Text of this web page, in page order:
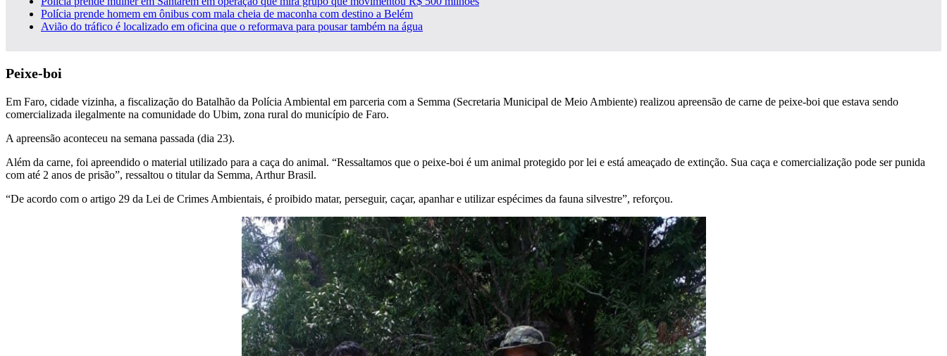
Polícia prende homem em ônibus com mala cheia de maconha com destino a Belém
Avião do tráfico é localizado em oficina que o reformava para pousar também na água
Peixe-boi
Em Faro, cidade vizinha, a fiscalização do Batalhão da Polícia Ambiental em parceria com a Semma (Secretaria Municipal de Meio Ambiente) realizou apreensão de carne de peixe-boi que estava sendo
comercializada ilegalmente na comunidade do Ubim, zona rural do município de Faro.
A apreensão aconteceu na semana passada (dia 23).
Além da carne, foi apreendido o material utilizado para a caça do animal. “Ressaltamos que o peixe-boi é um animal protegido por lei e está ameaçado de extinção. Sua caça e comercialização pode ser punida
com até 2 anos de prisão”, ressaltou o titular da Semma, Arthur Brasil.
“De acordo com o artigo 29 da Lei de Crimes Ambientais, é proibido matar, perseguir, caçar, apanhar e utilizar espécimes da fauna silvestre”, reforçou.